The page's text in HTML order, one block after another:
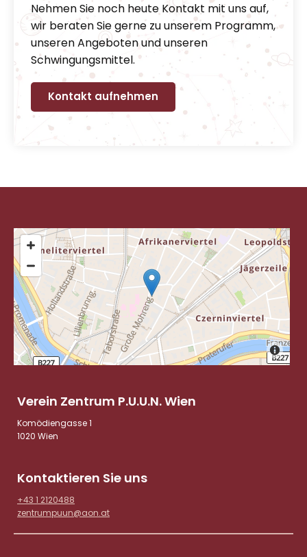
Nehmen Sie noch heute Kontakt mit uns auf,
wir beraten Sie gerne zu unserem Programm,
unseren Angeboten und unseren
Schwingungsmittel.
Kontakt aufnehmen
Verein Zentrum P.U.U.N.Wien
Komödiengasse 1
1020 Wien
Kontaktieren Sie uns
+43 1 2120488
zentrumpuun@aon.at